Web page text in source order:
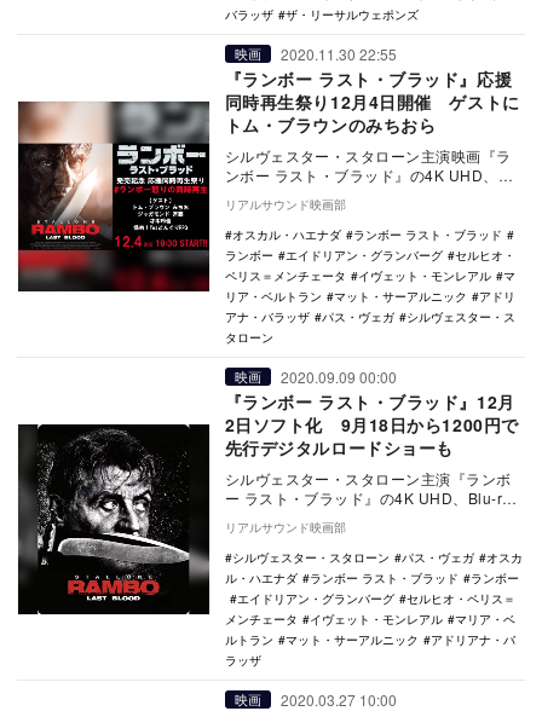
バラッザ
ザ・リーサルウェポンズ
映画 2020.11.30 22:55
『ランボー ラスト・ブラッド』応援
同時再生祭り12月4日開催 ゲストに
トム・ブラウンのみちおら
シルヴェスター・スタローン主演映画『ラ
ンボー ラスト・ブラッド』の4K UHD、
Blu-ray＆DVDが12月2日に発売される。…
リアルサウンド映画部
オスカル・ハエナダ
ランボー ラスト・ブラッド
ランボー
エイドリアン・グランバーグ
セルヒオ・
ペリス＝メンチェータ
イヴェット・モンレアル
マ
リア・ベルトラン
マット・サーアルニック
アドリ
アナ・バラッザ
パス・ヴェガ
シルヴェスター・ス
タローン
映画 2020.09.09 00:00
『ランボー ラスト・ブラッド』12月
2日ソフト化 9月18日から1200円で
先行デジタルロードショーも
シルヴェスター・スタローン主演『ランボ
ー ラスト・ブラッド』の4K UHD、Blu-ray
＆DVDが12月2日に発売されることが…
リアルサウンド映画部
シルヴェスター・スタローン
パス・ヴェガ
オスカ
ル・ハエナダ
ランボー ラスト・ブラッド
ランボー
エイドリアン・グランバーグ
セルヒオ・ペリス＝
メンチェータ
イヴェット・モンレアル
マリア・ベ
ルトラン
マット・サーアルニック
アドリアナ・バ
ラッザ
映画 2020.03.27 10:00